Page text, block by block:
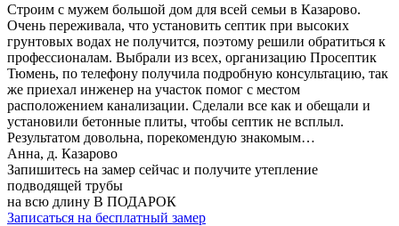
Строим с мужем большой дом для всей семьи в Казарово.
Очень переживала, что установить септик при высоких
грунтовых водах не получится, поэтому решили обратиться к
профессионалам. Выбрали из всех, организацию Просептик
Тюмень, по телефону получила подробную консультацию, так
же приехал инженер на участок помог с местом
расположением канализации. Сделали все как и обещали и
установили бетонные плиты, чтобы септик не всплыл.
Результатом довольна, порекомендую знакомым…
Анна, д. Казарово
Запишитесь на замер сейчас и получите утепление
подводящей трубы
на всю длину В ПОДАРОК
Записаться на бесплатный замер